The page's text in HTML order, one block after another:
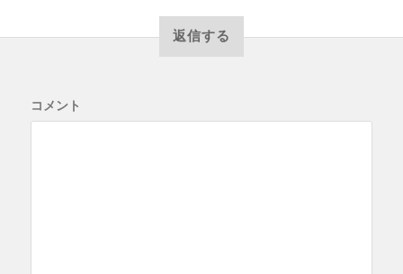
返信する
コメント